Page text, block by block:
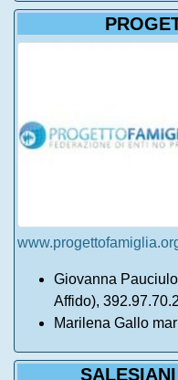
Giovanna
Affido),
Marilena Gallo